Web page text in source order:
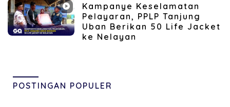
Kampanye Keselamatan
Pelayaran, PPLP Tanjung
Uban Berikan 50 Life Jacket
ke Nelayan
POSTINGAN POPULER